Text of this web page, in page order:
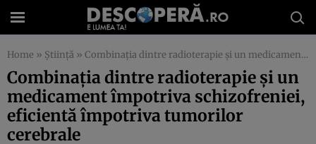
Home » Știință » Combinaţia dintre radioterapie şi un medicament împotriva schizofreniei, eficientă împotriva tumorilor cerebrale
Combinaţia dintre radioterapie şi un
medicament împotriva schizofreniei,
eficientă împotriva tumorilor
cerebrale